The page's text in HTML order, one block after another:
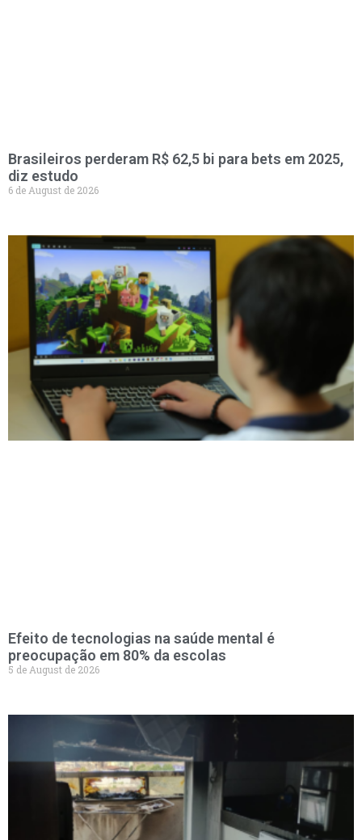
Brasileiros perderam R$ 62,5 bi para bets em 2025,
diz estudo
6 de August de 2026
Efeito de tecnologias na saúde mental é
preocupação em 80% da escolas
5 de August de 2026